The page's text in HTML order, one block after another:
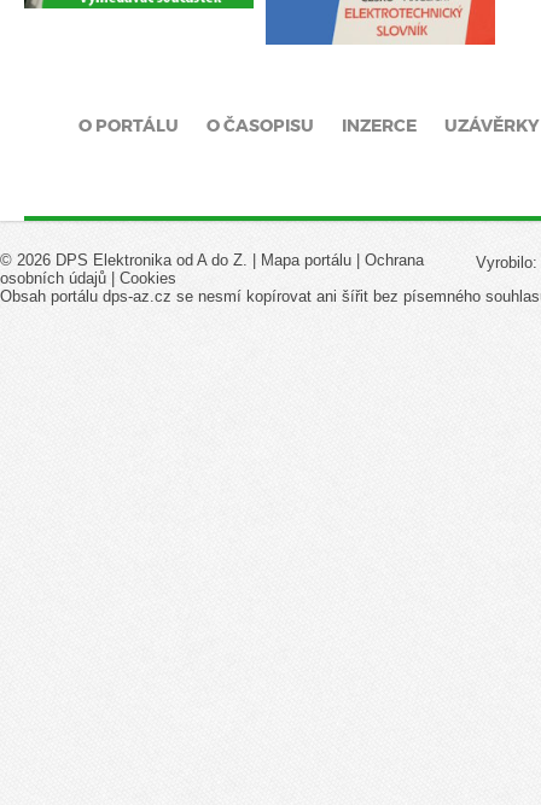
O PORTÁLU O ČASOPISU INZERCE UZÁVĚRKY
Vyrobilo:
© 2026 DPS Elektronika od A do Z. | Mapa portálu
Ochrana
osobních údajů
Cookies
Obsah portálu dps-az.cz se nesmí kopírovat ani šířit bez písemného